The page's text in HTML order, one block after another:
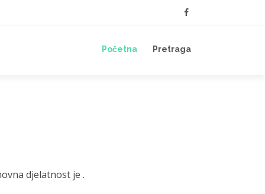
Početna Pretraga
djelatnost je .